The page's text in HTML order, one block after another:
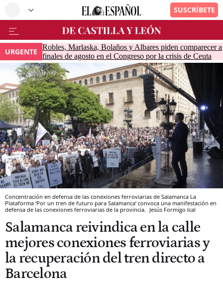
URGENTE
Robles, Marlaska, Bolaños y Albares piden comparecer a
finales de agosto en el Congreso por la crisis de Ceuta
Concentración en defensa de las conexiones ferroviarias de Salamanca La
Plataforma ‘Por un tren de futuro para Salamanca’ convoca una manifestación en
defensa de las conexiones ferroviarias de la provincia. Jesús Formigo Ical
Salamanca reivindica en la calle
mejores conexiones ferroviarias y
la recuperación del tren directo a
Barcelona